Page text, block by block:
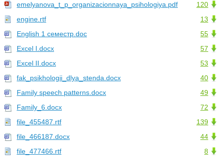
120
emelyanova_t_p_organizacionnaya_psihologiya.pdf
13
engine.rtf
55
English 1 семестр.doc
57
Excel I.docx
53
Excel II.docx
40
fak_psikhologii_dlya_stenda.docx
49
Family speech patterns.docx
72
Family_6.docx
139
file_455487.rtf
44
file_466187.docx
8
file_477466.rtf